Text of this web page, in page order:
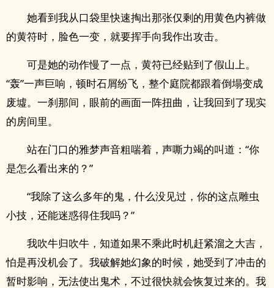
她看到我从口袋里快速掏出那张仅剩的用黄色内裤做
的黄符时，脸色一变，就要挥手向我作出攻击。
可是她的动作慢了一点，黄符已经贴到了假山上。
“轰”一声巨响，顿时石屑纷飞，整个庭院都跟着倒塌变成
废墟。一刹那间，眼前的画面一阵扭曲，让我回到了现实
的房间里。
站在门口的雅梦声音粗喘着，声嘶力竭的叫道：“你
是怎么看出来的？”
“我除了这么多年的鬼，什么没见过，你的这点雕虫
小技，还能迷惑得住我吗？”
我吹牛归吹牛，知道如果不乘此时机赶紧溜之大吉，
怕是再没机会了。我破解她幻象的时候，她受到了冲击的
暂时影响，无法使出鬼术，不过很快就会恢复过来的。我